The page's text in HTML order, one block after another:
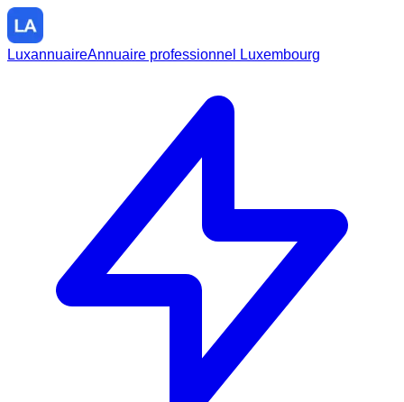
LuxannuaireAnnuaire professionnel Luxembourg